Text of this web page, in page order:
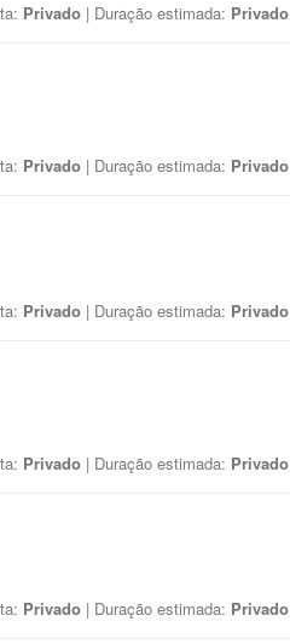
Privado | Duração estimada: Privado
Privado | Duração estimada: Privado
Privado | Duração estimada: Privado
Privado | Duração estimada: Privado
Privado | Duração estimada: Privado